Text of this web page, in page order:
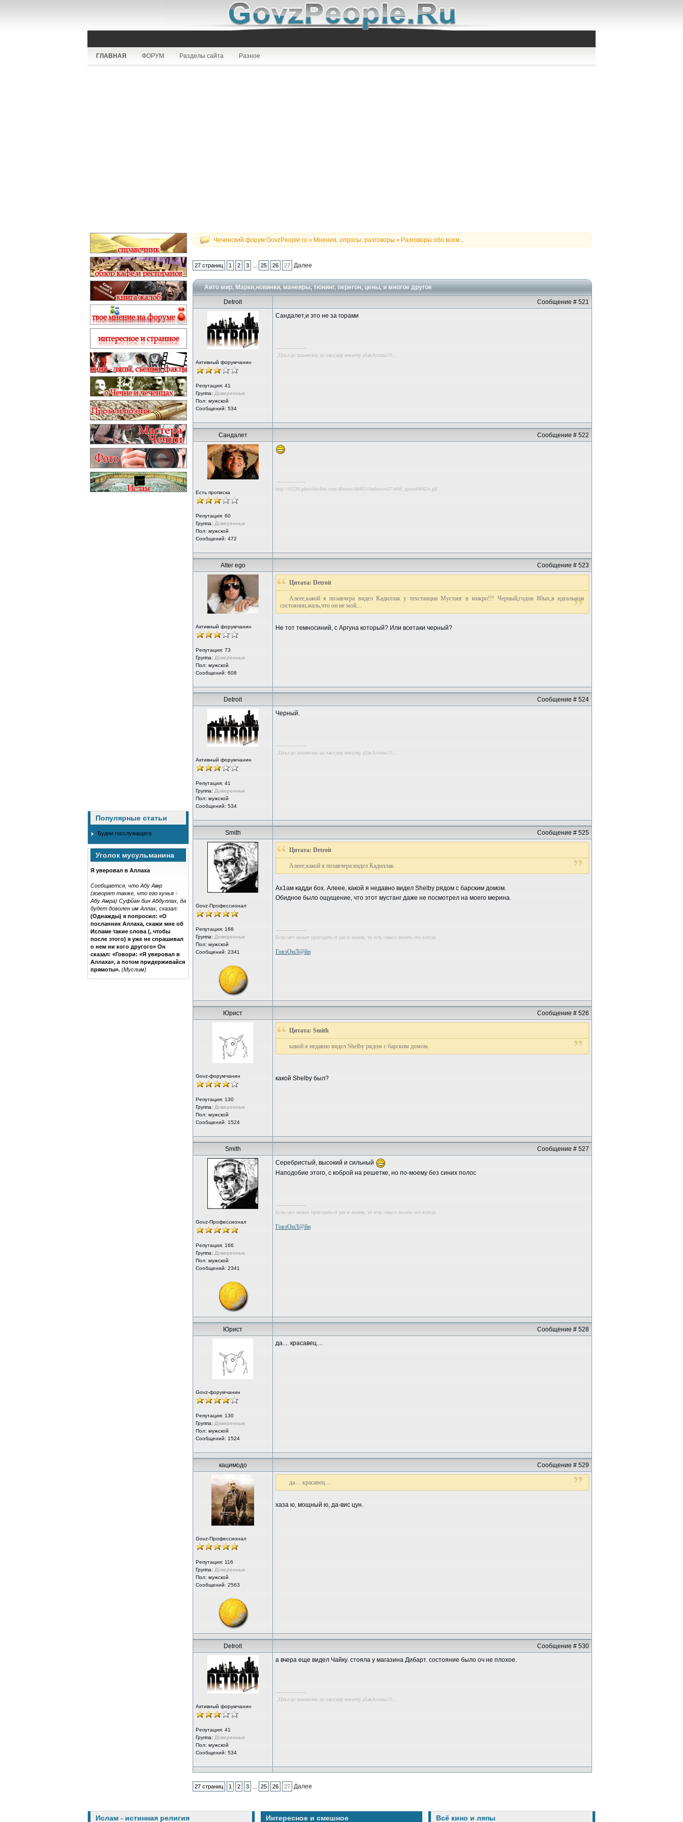
ГЛАВНАЯ ФОРУМ Разделы сайта Разное
Популярные статьи
Будни госслужащего
Уголок мусульманина
Я уверовал в Аллаха
Сообщается, что Абу Амр
(говорят также, что его кунья -
Абу Амра) Суфйан бин Абдуллах, да
будет доволен им Аллах, сказал:
(Однажды) я попросил: «О
посланник Аллаха, скажи мне об
Исламе такие слова (, чтобы
после этого) я уже не спрашивал
о нем ни кого другого» Он
сказал: «Говори: «Я уверовал в
Аллаха», а потом придерживайся
прямоты». (Муслим)
Чеченский форум GovzPeople.ru » Мнения, опросы, разговоры » Разговоры обо всем...
27 страниц 1 2 3 ... 25 26 27 Далее
Авто мир, Марки,новинки, маневры, тюнинг, перегон, цены, и многое другое
Detroit Сообщение # 521
Активный форумчанин
Репутация: 41
Группа: Доверенные
Пол: мужской
Сообщений: 534
Сандалет,и это не за горами
--------------------
.,Цхьа де цхьангахь ца лаьт,цер некътер д1авАллахь!!!...
Сандалет Сообщение # 522
Есть прописка
Репутация: 60
Группа: Доверенные
Пол: мужской
Сообщений: 472
--------------------
http://i1220.photobucket.com/albums/dd455/thebrown57/rt0d_zpsce44662e.gif
Alter ego Сообщение # 523
Активный форумчанин
Репутация: 73
Группа: Доверенные
Пол: мужской
Сообщений: 608
Цитата: Detroit
Алеее,какой я позавчера видел Кадиллак у техстанции Мустанг в микро!!! Черный,годов 80ых,в идеальном
состоянии,жаль,что он не мой....
Не тот темносиний, с Аргуна который? Или всетаки черный?
Detroit Сообщение # 524
Активный форумчанин
Репутация: 41
Группа: Доверенные
Пол: мужской
Сообщений: 534
Черный.
--------------------
.,Цхьа де цхьангахь ца лаьт,цер некътер д1авАллахь!!!...
Smith Сообщение # 525
Govz-Профессионал
Репутация: 166
Группа: Доверенные
Пол: мужской
Сообщений: 2341
Цитата: Detroit
Алеее,какой я позавчера видел Кадиллак
Ах1ам кадди бох. Алеее, какой я недавно видел Shelby рядом с барским домом.
Обидное было ощущение, что этот мустанг даже не посмотрел на моего мерина.
--------------------
Если меч может пригодиться раз в жизни, то есть смысл носить его всегда.
ГовзОнЛ@йн
Юрист Сообщение # 526
Govz-форумчанин
Репутация: 130
Группа: Доверенные
Пол: мужской
Сообщений: 1524
Цитата: Smith
какой я недавно видел Shelby рядом с барским домом.
какой Shelby был?
Smith Сообщение # 527
Govz-Профессионал
Репутация: 166
Группа: Доверенные
Пол: мужской
Сообщений: 2341
Серебристый, высокий и сильный
Наподобие этого, с коброй на решетке, но по-моему без синих полос
--------------------
Если меч может пригодиться раз в жизни, то есть смысл носить его всегда.
ГовзОнЛ@йн
Юрист Сообщение # 528
Govz-форумчанин
Репутация: 130
Группа: Доверенные
Пол: мужской
Сообщений: 1524
да.... красавец....
кацимодо Сообщение # 529
Govz-Профессионал
Репутация: 116
Группа: Доверенные
Пол: мужской
Сообщений: 2563
да.... красавец....
хаза ю, мощный ю, да-вис цун.
Detroit Сообщение # 530
Активный форумчанин
Репутация: 41
Группа: Доверенные
Пол: мужской
Сообщений: 534
а вчера еще видел Чайку. стояла у магазина Дибарт. состояние было оч не плохое.
--------------------
.,Цхьа де цхьангахь ца лаьт,цер некътер д1авАллахь!!!...
27 страниц 1 2 3 ... 25 26 27 Далее
Ислам - истинная религия Интересное и смешное Всё кино и ляпы